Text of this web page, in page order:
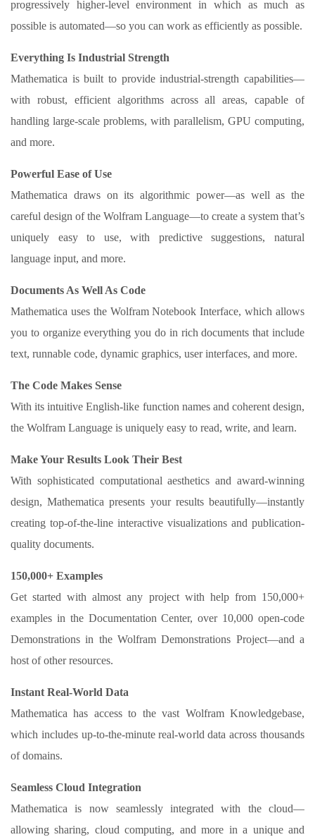
progressively higher-level environment in which as much as
possible is automated—so you can work as efficiently as possible.
Everything Is Industrial Strength
Mathematica is built to provide industrial-strength capabilities—
with robust, efficient algorithms across all areas, capable of
handling large-scale problems, with parallelism, GPU computing,
and more.
Powerful Ease of Use
Mathematica draws on its algorithmic power—as well as the
careful design of the Wolfram Language—to create a system that’s
uniquely easy to use, with predictive suggestions, natural
language input, and more.
Documents As Well As Code
Mathematica uses the Wolfram Notebook Interface, which allows
you to organize everything you do in rich documents that include
text, runnable code, dynamic graphics, user interfaces, and more.
The Code Makes Sense
With its intuitive English-like function names and coherent design,
the Wolfram Language is uniquely easy to read, write, and learn.
Make Your Results Look Their Best
With sophisticated computational aesthetics and award-winning
design, Mathematica presents your results beautifully—instantly
creating top-of-the-line interactive visualizations and publication-
quality documents.
150,000+ Examples
Get started with almost any project with help from 150,000+
examples in the Documentation Center, over 10,000 open-code
Demonstrations in the Wolfram Demonstrations Project—and a
host of other resources.
Instant Real-World Data
Mathematica has access to the vast Wolfram Knowledgebase,
which includes up-to-the-minute real-world data across thousands
of domains.
Seamless Cloud Integration
Mathematica is now seamlessly integrated with the cloud—
allowing sharing, cloud computing, and more in a unique and